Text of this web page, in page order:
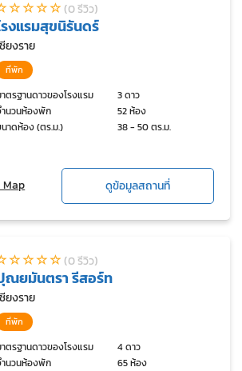
(0 รีวิว)
รงแรมสุขนิรันดร์
ยงราย
ที่พัก
ตรฐานดาวของโรงแรม
3 ดาว
นวนห้องพัก
52 ห้อง
าดห้อง (ตร.ม.)
38 - 50 ตร.ม.
Map ดูข้อมูลสถานที่
(0 รีวิว)
ณยมันตรา รีสอร์ท
ยงราย
ที่พัก
ตรฐานดาวของโรงแรม
4 ดาว
นวนห้องพัก
65 ห้อง